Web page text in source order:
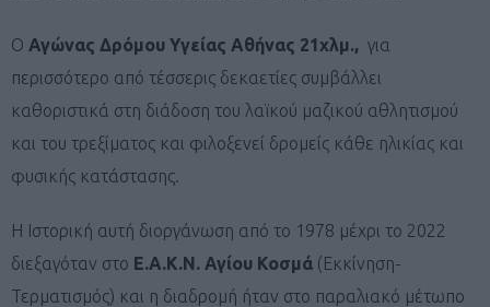
Ο Αγώνας Δρόμου Υγείας Αθήνας 21χλμ., για
περισσότερο από τέσσερις δεκαετίες συμβάλλει
καθοριστικά στη διάδοση του λαϊκού μαζικού αθλητισμού
και του τρεξίματος και φιλοξενεί δρομείς κάθε ηλικίας και
φυσικής κατάστασης.
Η Ιστορική αυτή διοργάνωση από το 1978 μέχρι το 2022
διεξαγόταν στο Ε.Α.Κ.Ν. Αγίου Κοσμά (Εκκίνηση-
Τερματισμός) και η διαδρομή ήταν στο παραλιακό μέτωπο